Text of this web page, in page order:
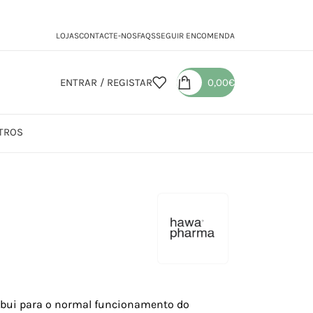
LOJASCONTACTE-NOSFAQSSEGUIR ENCOMENDA
ENTRAR / REGISTAR 0,00€
para o normal funcionamento do